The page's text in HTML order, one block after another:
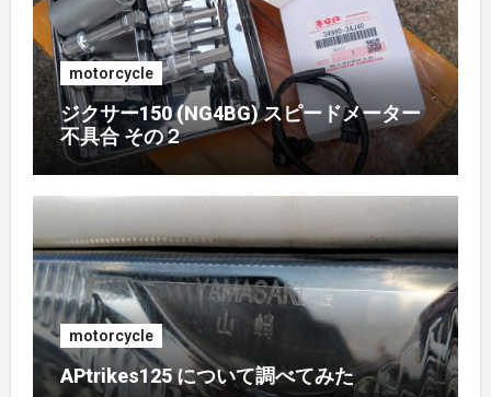
2017年7月 (2)
2017年4月 (1)
2017年3月
2017年2月
2017年1月 (1)
2016年10月 (1)
2016年9月 (3)
motorcycle
ジクサー150 (NG4BG) スピードメーター
不具合 その２
motorcycle
APtrikes125 について調べてみた